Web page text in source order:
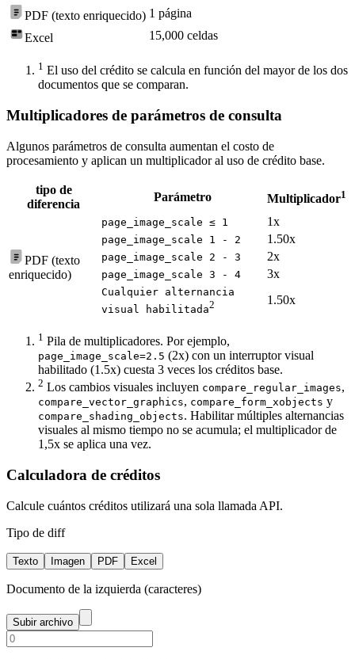
PDF (texto enriquecido) 1 página
Excel
15,000 celdas
1 El uso del crédito se calcula en función del mayor de los dos
documentos que se comparan.
Multiplicadores de parámetros de consulta
Algunos parámetros de consulta aumentan el costo de
procesamiento y aplican un multiplicador al uso de crédito base.
tipo de
diferencia
Parámetro Multiplicador1
PDF (texto
enriquecido)
page_image_scale ≤ 1 1x
page_image_scale 1 - 2 1.50x
page_image_scale 2 - 3 2x
page_image_scale 3 - 4 3x
Cualquier alternancia
visual habilitada2 1.50x
1 Pila de multiplicadores. Por ejemplo,
page_image_scale=2.5 (2x) con un interruptor visual
habilitado (1.5x) cuesta 3 veces los créditos base.
2 Los cambios visuales incluyen compare_regular_images,
compare_vector_graphics, compare_form_xobjects y
compare_shading_objects. Habilitar múltiples alternancias
visuales al mismo tiempo no se acumula; el multiplicador de
1,5x se aplica una vez.
Calculadora de créditos
Calcule cuántos créditos utilizará una sola llamada API.
Tipo de diff
Texto Imagen PDF Excel
Documento de la izquierda (caracteres)
Subir archivo